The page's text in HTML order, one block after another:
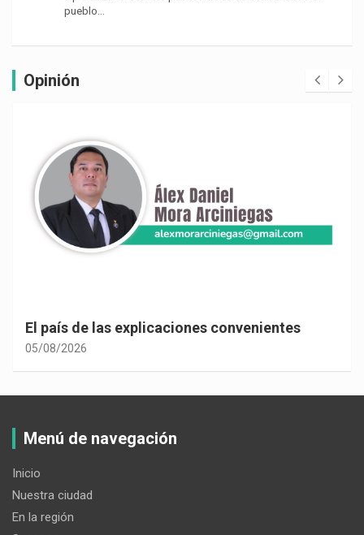
pueblo…
Opinión
¿La reelección es sinónimo de corrupción?
05/08/2026
Menú de navegación
Inicio
Nuestra ciudad
En la región